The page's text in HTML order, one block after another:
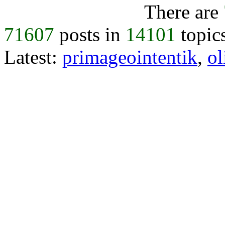
There are
71607 posts in 14101
Latest: primageointentik,